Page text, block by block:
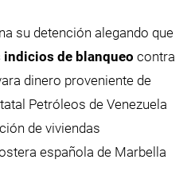
su detención alegando que
indicios de blanqueo contra
dinero proveniente de
Petróleos de Venezuela
de viviendas
española de Marbella